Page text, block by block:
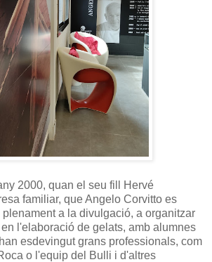
2000, quan el seu fill Hervé
familiar, que Angelo Corvitto es
a la divulgació, a organitzar
l'elaboració de gelats, amb alumnes
esdevingut grans professionals, com
o l'equip del Bulli i d'altres